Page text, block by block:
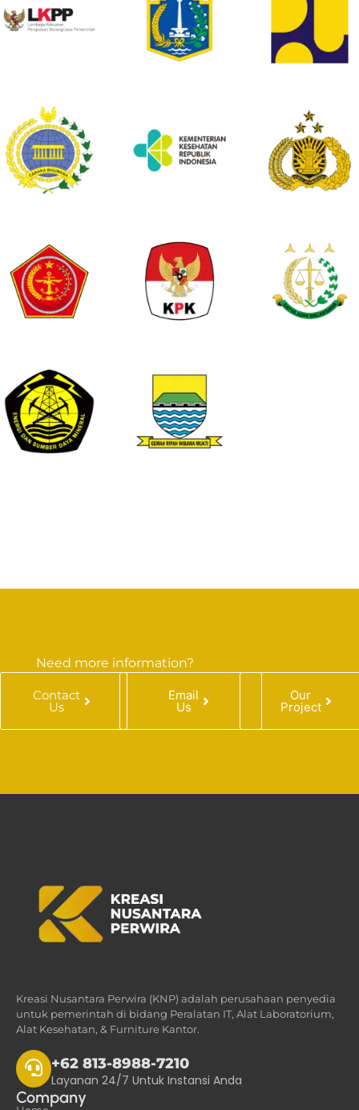
Need more information?
Contact
Us
Email
Us
Our
Project
Kreasi Nusantara Perwira (KNP) adalah perusahaan penyedia
untuk pemerintah di bidang Peralatan IT, Alat Laboratorium,
Alat Kesehatan, & Furniture Kantor.
+62 813-8988-7210
Layanan 24/7 Untuk Instansi Anda
Company